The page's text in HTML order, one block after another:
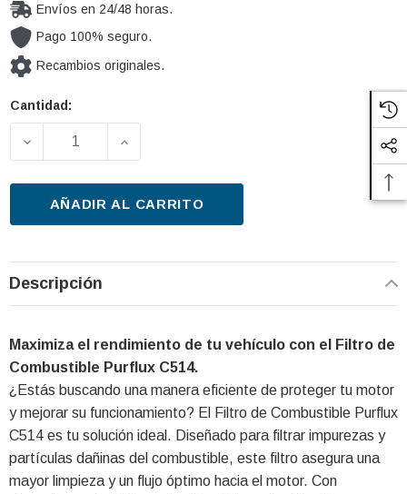
Envíos en 24/48 horas.
Pago 100% seguro.
Recambios originales.
Cantidad
Cantidad:
DISMINUIR LA CANTIDAD DE FILTRO COMBUSTIBLE
AUMENTAR LA CANTIDAD DE FILTRO
AÑADIR AL CARRITO
Descripción
Maximiza el rendimiento de tu vehículo con el Filtro de
Combustible Purflux C514.
¿Estás buscando una manera eficiente de proteger tu motor
y mejorar su funcionamiento? El Filtro de Combustible Purflux
C514 es tu solución ideal. Diseñado para filtrar impurezas y
partículas dañinas del combustible, este filtro asegura una
mayor limpieza y un flujo óptimo hacia el motor. Con